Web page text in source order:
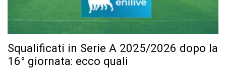
Squalificati in Serie A 2025/2026 dopo la
16° giornata: ecco quali